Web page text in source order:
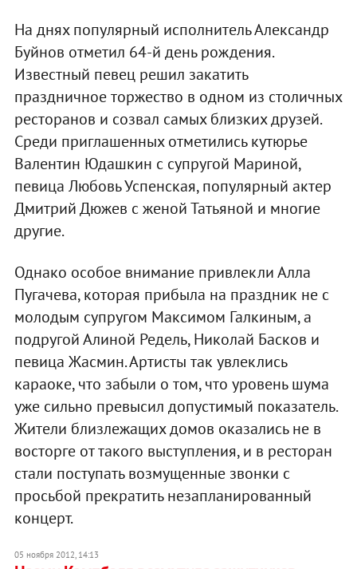
На днях популярный исполнитель Александр
Буйнов отметил 64-й день рождения.
Известный певец решил закатить
праздничное торжество в одном из столичных
ресторанов и созвал самых близких друзей.
Среди приглашенных отметились кутюрье
Валентин Юдашкин с супругой Мариной,
певица Любовь Успенская, популярный актер
Дмитрий Дюжев с женой Татьяной и многие
другие.
Однако особое внимание привлекли Алла
Пугачева, которая прибыла на праздник не с
молодым супругом Максимом Галкиным, а
подругой Алиной Редель, Николай Басков и
певица Жасмин. Артисты так увлеклись
караоке, что забыли о том, что уровень шума
уже сильно превысил допустимый показатель.
Жители близлежащих домов оказались не в
восторге от такого выступления, и в ресторан
стали поступать возмущенные звонки с
просьбой прекратить незапланированный
концерт.
05 ноября 2012, 14:13